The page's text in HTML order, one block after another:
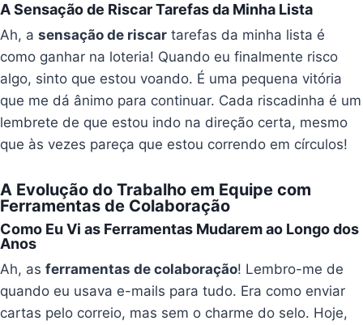
A Sensação de Riscar Tarefas da Minha Lista
Ah, asensação de riscar tarefas da minha lista é
como ganhar na loteria! Quando eu finalmente risco
algo, sinto que estou voando. É uma pequena vitória
que me dá ânimo para continuar. Cada riscadinha é um
lembrete de que estou indo na direção certa, mesmo
que às vezes pareça que estou correndo em círculos!
A Evolução do Trabalho em Equipe com
Ferramentas de Colaboração
Como Eu Vi as Ferramentas Mudarem ao Longo dos
Anos
Ah, asferramentas de colaboração! Lembro-me de
quando eu usava e-mails para tudo. Era como enviar
cartas pelo correio, mas sem o charme do selo. Hoje,